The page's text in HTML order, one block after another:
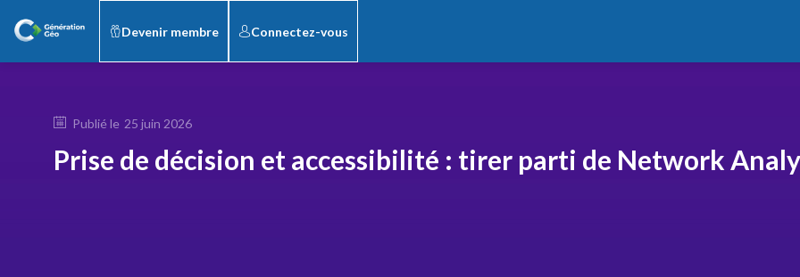
Devenir membre Connectez-vous
Publié le 25 juin 2026
Prise de décision et accessibilité : tirer parti de Network